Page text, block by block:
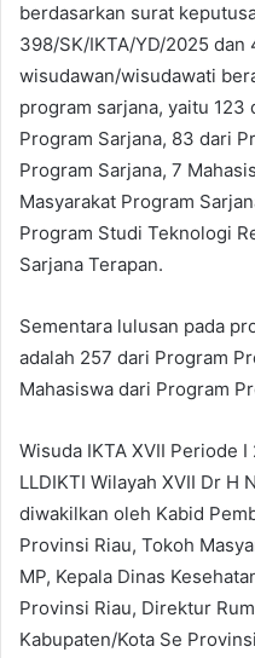
berdasarkan surat
398/SK/IKTA/YD/2025 dan
wisudawan/wisudawati
program sarjana, yaitu 123
Program Sarjana, 83 dari
Program Sarjana, 7
Masyarakat Program
Program Studi Teknologi
Sarjana Terapan.
Sementara lulusan pada
adalah 257 dari Program
Mahasiswa dari Program
Wisuda IKTA XVII Periode
LLDIKTI Wilayah XVII Dr H
diwakilkan oleh Kabid
Provinsi Riau, Tokoh
MP, Kepala Dinas
Provinsi Riau, Direktur
Kabupaten/Kota Se